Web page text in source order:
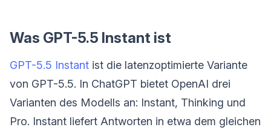
Was GPT-5.5 Instant ist
GPT-5.5 Instant ist die latenzoptimierte Variante
von GPT-5.5. In ChatGPT bietet OpenAI drei
Varianten des Modells an: Instant, Thinking und
Pro. Instant liefert Antworten in etwa dem gleichen